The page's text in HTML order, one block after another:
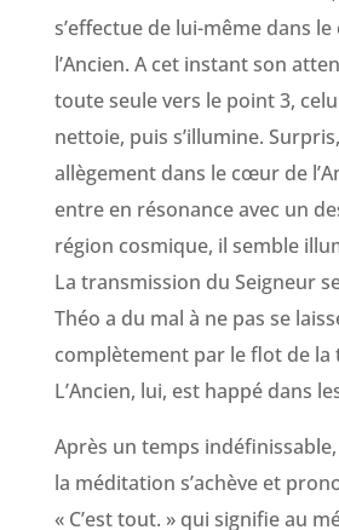
s’effectue de lui-même dans
l’Ancien. A cet instant son
toute seule vers le point 3,
nettoie, puis s’illumine.
allègement dans le cœur de
entre en résonance avec un
région cosmique, il semble
La transmission du Seigneur
Théo a du mal à ne pas se
complètement par le flot de la
L’Ancien, lui, est happé dans
Après un temps
la méditation s’achève et
« C’est tout. » qui signifie au